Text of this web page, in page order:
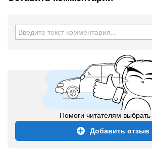
Помоги читателям выбрать
Добавить отзыв